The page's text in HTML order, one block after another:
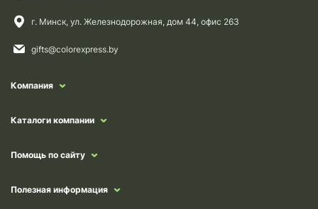
г. Минск, ул. Железнодорожная, дом 44, офис 263
gifts@colorexpress.by
Компания
Каталоги компании
Помощь по сайту
Полезная информация